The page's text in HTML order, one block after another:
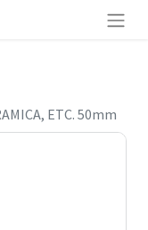
ETC. 50mm